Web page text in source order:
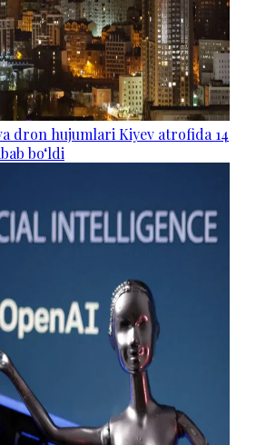
dron hujumlari Kiyev atrofida 14
bo‘ldi